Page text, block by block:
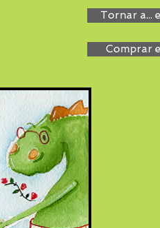
Tornar a...
Comprar